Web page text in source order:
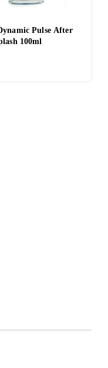
Pulse After
100ml